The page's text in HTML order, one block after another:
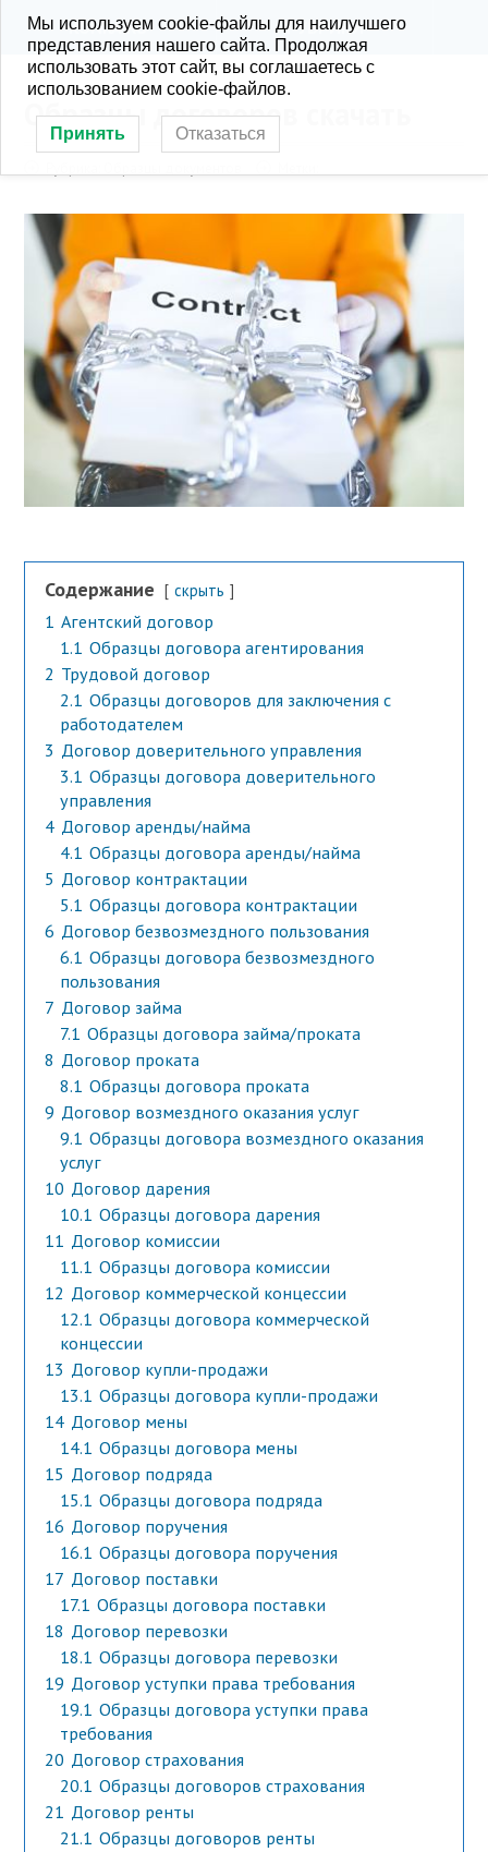
KONRA.RU РУБРИКИ
Образцы договоров скачать
Содержание скрыть
1 Агентский договор
1.1 Образцы договора агентирования
2 Трудовой договор
2.1 Образцы договоров для заключения с
работодателем
3 Договор доверительного управления
3.1 Образцы договора доверительного
управления
4 Договор аренды/найма
4.1 Образцы договора аренды/найма
5 Договор контрактации
5.1 Образцы договора контрактации
6 Договор безвозмездного пользования
6.1 Образцы договора безвозмездного
пользования
7 Договор займа
7.1 Образцы договора займа/проката
8 Договор проката
8.1 Образцы договора проката
9 Договор возмездного оказания услуг
9.1 Образцы договора возмездного оказания
услуг
10 Договор дарения
10.1 Образцы договора дарения
11 Договор комиссии
11.1 Образцы договора комиссии
12 Договор коммерческой концессии
12.1 Образцы договора коммерческой
концессии
13 Договор купли-продажи
13.1 Образцы договора купли-продажи
14 Договор мены
14.1 Образцы договора мены
15 Договор подряда
15.1 Образцы договора подряда
16 Договор поручения
16.1 Образцы договора поручения
17 Договор поставки
17.1 Образцы договора поставки
18 Договор перевозки
18.1 Образцы договора перевозки
19 Договор уступки права требования
19.1 Образцы договора уступки права
требования
20 Договор страхования
20.1 Образцы договоров страхования
21 Договор ренты
21.1 Образцы договоров ренты
Мы используем cookie-файлы для наилучшего
представления нашего сайта. Продолжая
использовать этот сайт, вы соглашаетесь с
использованием cookie-файлов.
Принять Отказаться